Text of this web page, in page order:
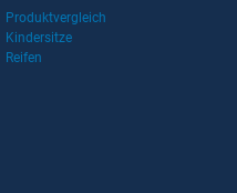
Produktvergleich
Kindersitze
Reifen